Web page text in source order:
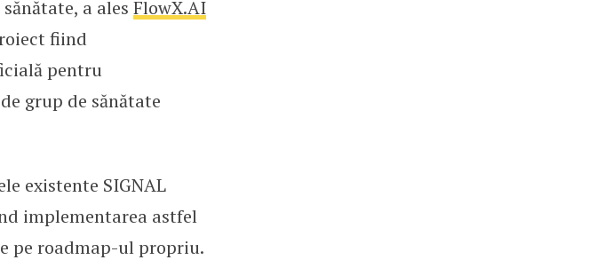
administrarea polițelor de sănătate adresate
a ales FlowX.AI
fiind
pentru
grup de sănătate
existente SIGNAL
implementarea astfel
pe roadmap-ul propriu.